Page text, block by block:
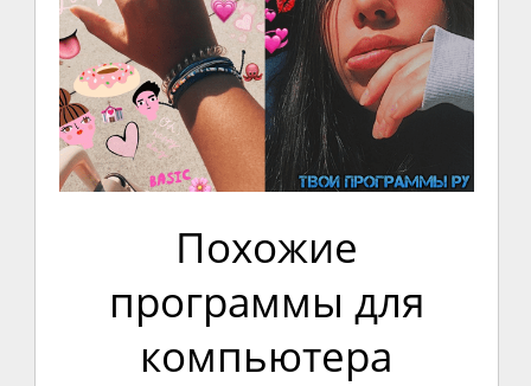
Похожие
программы для
компьютера